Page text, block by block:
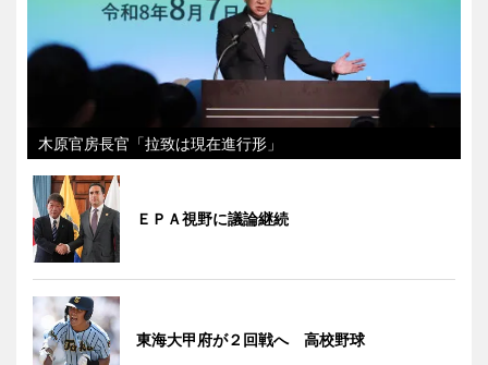
木原官房長官「拉致は現在進行形」
ＥＰＡ視野に議論継続
東海大甲府が２回戦へ 高校野球